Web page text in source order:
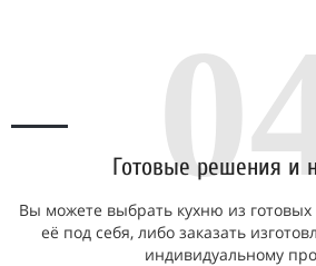
Готовые решения и
Вы можете выбрать кухню из
её под себя, либо заказать
индивидуальному